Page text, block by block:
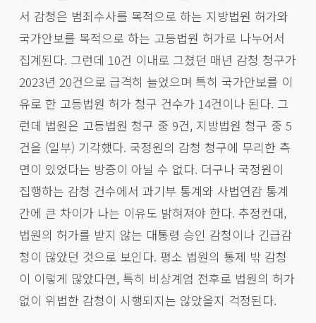
서 감청은 범죄수사를 목적으로 하는 지방법원 허가와
국가안보를 목적으로 하는 고등법원 허가로 나누어서
집계된다. 그런데 10건 이내로 그쳤던 매년 감청 청구가
2023년 20건으로 급격히 늘었으며 특히 국가안보를 이
유로 한 고등법원 허가 청구 건수가 14건이나 된다. 그
런데 법원은 고등법원 청구 중 9건, 지방법원 청구 중 5
건을 (일부) 기각했다. 국정원의 감청 청구에 무리한 측
면이 있었다는 방증이 아닐 수 없다. 더구나 국정원이
집행하는 감청 건수에서 과기부 통계와 사법연감 통계
간에 큰 차이가 나는 이유도 밝혀져야 한다. 추정컨대,
법원의 허가를 받지 않는 대통령 승인 감청이나 긴급감
청이 많았던 것으로 보인다. 평소 법원의 통제 밖 감청
이 이렇게 많았다면, 특히 비상계엄 전후로 법원의 허가
없이 위법한 감청이 시행되지는 않았을지 걱정된다.